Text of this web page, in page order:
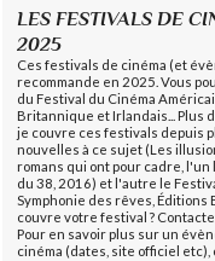
LES FESTIVALS DE
2025
Ces festivals de cinéma (et
recommande en 2025. Vous
du Festival du Cinéma
Britannique et Irlandais... Plus
je couvre ces festivals depuis
nouvelles à ce sujet (Les
romans qui ont pour cadre, l'un
du 38, 2016) et l'autre le
Symphonie des rêves, Éditions
couvre votre festival ?
Pour en savoir plus sur un
cinéma (dates, site officiel